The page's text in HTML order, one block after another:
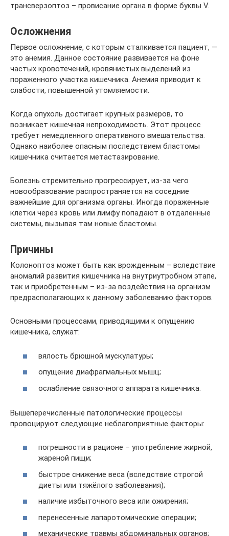
трансверзоптоз – провисание органа в форме буквы V.
Осложнения
Первое осложнение, с которым сталкивается пациент, —
это анемия. Данное состояние развивается на фоне
частых кровотечений, кровянистых выделений из
пораженного участка кишечника. Анемия приводит к
слабости, повышенной утомляемости.
Когда опухоль достигает крупных размеров, то
возникает кишечная непроходимость. Этот процесс
требует немедленного оперативного вмешательства.
Однако наиболее опасным последствием бластомы
кишечника считается метастазирование.
Болезнь стремительно прогрессирует, из-за чего
новообразование распространяется на соседние
важнейшие для организма органы. Иногда пораженные
клетки через кровь или лимфу попадают в отдаленные
системы, вызывая там новые бластомы.
Причины
Колоноптоз может быть как врожденным – вследствие
аномалий развития кишечника на внутриутробном этапе,
так и приобретенным – из-за воздействия на организм
предрасполагающих к данному заболеванию факторов.
Основными процессами, приводящими к опущению
кишечника, служат:
вялость брюшной мускулатуры;
опущение диафрагмальных мышц;
ослабление связочного аппарата кишечника.
Вышеперечисленные патологические процессы
провоцируют следующие неблагоприятные факторы:
погрешности в рационе – употребление жирной,
жареной пищи;
быстрое снижение веса (вследствие строгой
диеты или тяжёлого заболевания);
наличие избыточного веса или ожирения;
перенесенные лапаротомические операции;
механические травмы абдоминальных органов;